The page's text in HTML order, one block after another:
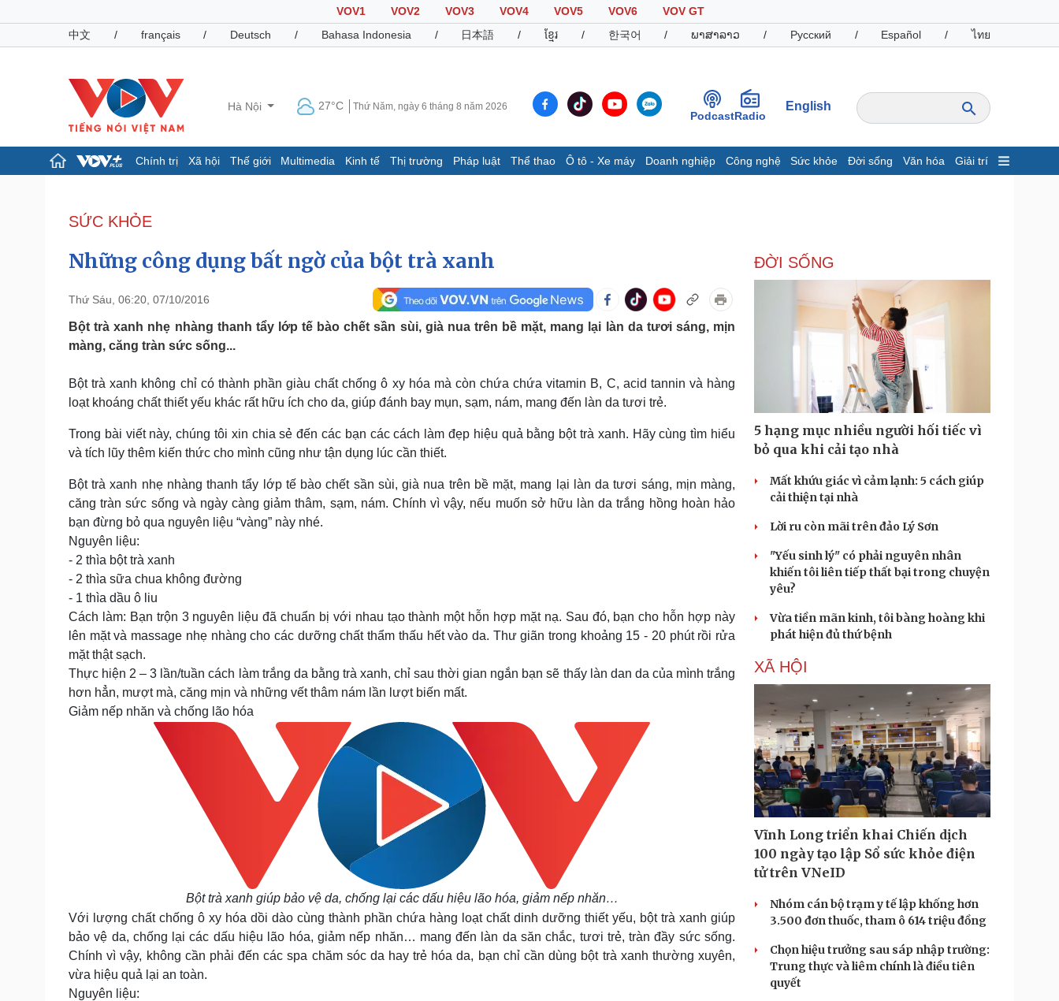
VOV1 VOV2 VOV3 VOV4 VOV5 VOV6
VOV GT
中文
/ français / Deutsch / Bahasa Indonesia / 日本語 / ខ្មែរ / 한국어 / ພາສາລາວ / Русский / Español / ไทย
Hà Nội 27°C Thứ Năm, ngày 6 tháng 8 năm 2026
PodcastRadio
English
Chính trị Xã hội Thế giới Multimedia Kinh tế Thị trường Pháp luật Thể thao Ô tô - Xe máy Doanh nghiệp Công nghệ Sức khỏe Đời sống Văn hóa Giải trí
Đảng
Tổ chức nhân sự
Nhận diện sự thật
Giáo dục
Dấu ấn VOV
Giá cà phê
Pháp luật
Vụ án
Tư vấn luật
Quân sự - Quốc phòng
Phân tích
Thể thao
Thế giới thể thao
eSports
Hậu trường
Ô tô - Xe máy
Tư vấn
Doanh nghiệp
Thông tin doanh nghiệp
Doanh nhân
Công nghệ
Sành điệu
Tin Công nghệ
Trải nghiệm
Chuyển đổi số
Sức khỏe
Dinh dưỡng - món ngon
Cây thuốc
Sản phụ khoa
Nhi khoa
Nam khoa
Làm đẹp - giảm cân
Phòng mạch online
Ăn sạch sống khỏe
Đời sống
Nhà đẹp
Blog
Tình yêu - Gia đình
Văn hóa
Sân khấu - Điện ảnh
Văn học
Âm nhạc
Di sản
Giải trí
Thời trang
Sao Việt
Du lịch
Săn Tour
check-in
Podcast
Câu chuyện thời sự
Đọc truyện đêm khuya
Hạt giống tâm hồn
Cải chính
SỨC KHỎE
Những công dụng bất ngờ của bột trà xanh
Thứ Sáu, 06:20, 07/10/2016
Bột trà xanh nhẹ nhàng thanh tẩy lớp tế bào chết sần sùi, già nua trên bề mặt, mang lại làn da tươi sáng, mịn
màng, căng tràn sức sống...
Bột trà xanh không chỉ có thành phần giàu chất chống ô xy hóa mà còn chứa chứa vitamin B, C, acid tannin và hàng
loạt khoáng chất thiết yếu khác rất hữu ích cho da, giúp đánh bay mụn, sạm, nám, mang đến làn da tươi trẻ.
Trong bài viết này, chúng tôi xin chia sẻ đến các bạn các cách làm đẹp hiệu quả bằng bột trà xanh. Hãy cùng tìm hiểu
và tích lũy thêm kiến thức cho mình cũng như tận dụng lúc cần thiết.
Bột trà xanh nhẹ nhàng thanh tẩy lớp tế bào chết sần sùi, già nua trên bề mặt, mang lại làn da tươi sáng, mịn màng,
căng tràn sức sống và ngày càng giảm thâm, sạm, nám. Chính vì vậy, nếu muốn sở hữu làn da trắng hồng hoàn hảo
bạn đừng bỏ qua nguyên liệu “vàng” này nhé.
Nguyên liệu:
- 2 thìa bột trà xanh
- 2 thìa sữa chua không đường
- 1 thìa dầu ô liu
Cách làm: Bạn trộn 3 nguyên liệu đã chuẩn bị với nhau tạo thành một hỗn hợp mặt nạ. Sau đó, bạn cho hỗn hợp này
lên mặt và massage nhẹ nhàng cho các dưỡng chất thẩm thấu hết vào da. Thư giãn trong khoảng 15 - 20 phút rồi rửa
mặt thật sạch.
Thực hiện 2 – 3 lần/tuần cách làm trắng da bằng trà xanh, chỉ sau thời gian ngắn bạn sẽ thấy làn dan da của mình trắng
hơn hẳn, mượt mà, căng mịn và những vết thâm nám lần lượt biến mất.
Giảm nếp nhăn và chống lão hóa
Bột trà xanh giúp bảo vệ da, chống lại các dấu hiệu lão hóa, giảm nếp nhăn…
Với lượng chất chống ô xy hóa dồi dào cùng thành phần chứa hàng loạt chất dinh dưỡng thiết yếu, bột trà xanh giúp
bảo vệ da, chống lại các dấu hiệu lão hóa, giảm nếp nhăn… mang đến làn da săn chắc, tươi trẻ, tràn đầy sức sống.
Chính vì vậy, không cần phải đến các spa chăm sóc da hay trẻ hóa da, bạn chỉ cần dùng bột trà xanh thường xuyên,
vừa hiệu quả lại an toàn.
Nguyên liệu:
ĐỜI SỐNG
5 hạng mục nhiều người hối tiếc vì
bỏ qua khi cải tạo nhà
Mất khứu giác vì cảm lạnh: 5 cách giúp
cải thiện tại nhà
Lời ru còn mãi trên đảo Lý Sơn
"Yếu sinh lý" có phải nguyên nhân
khiến tôi liên tiếp thất bại trong chuyện
yêu?
Vừa tiền mãn kinh, tôi bàng hoàng khi
phát hiện đủ thứ bệnh
XÃ HỘI
Vĩnh Long triển khai Chiến dịch
100 ngày tạo lập Sổ sức khỏe điện
tử trên VNeID
Nhóm cán bộ trạm y tế lập khống hơn
3.500 đơn thuốc, tham ô 614 triệu đồng
Chọn hiệu trưởng sau sáp nhập trường:
Trung thực và liêm chính là điều tiên
quyết